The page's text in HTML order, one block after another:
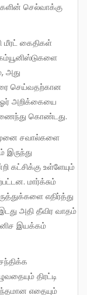
செல்வாக்கு
அது
செய்வதற்கான
ஓர் அறிக்கையை
கொண்டது.
இருந்து
கட்சிக்கு உள்ளேயும்
மார்க்சும்
எதிர்த்து
அதி தீவிர வாதம்
இயக்கம்
திரட்டி
எதையும்